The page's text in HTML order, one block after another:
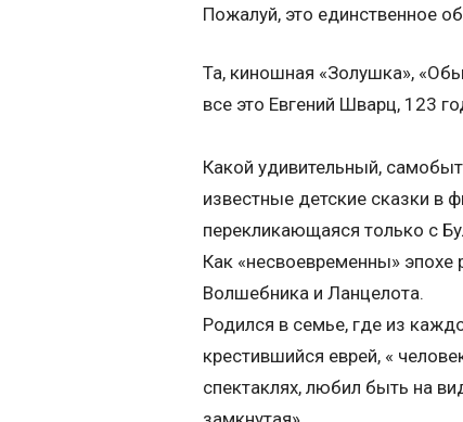
Пожалуй, это единственное
Та, киношная «Золушка»,
все это Евгений Шварц, 123
Какой удивительный,
известные детские сказки в
перекликающаяся только с
Как «несвоевременны»
Волшебника и Ланцелота.
Родился в семье, где из
крестившийся еврей, «
спектаклях, любил быть на